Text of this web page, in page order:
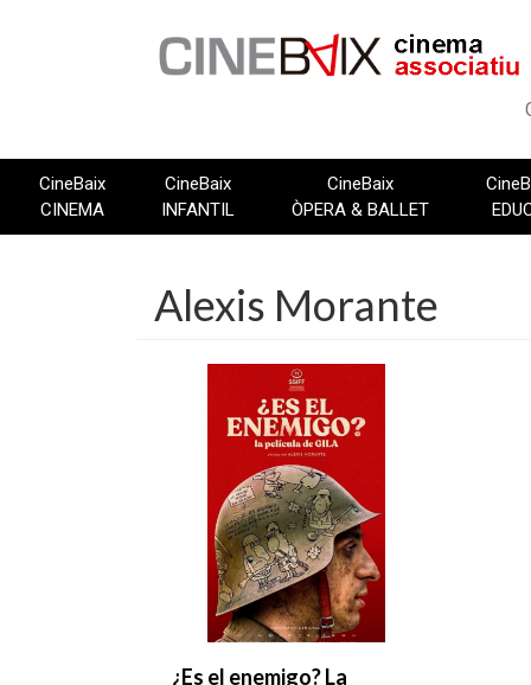
CineBaix
CINEMA
CineBaix
INFANTIL
CineBaix
ÒPERA & BALLET
Alexis Morante
¿Es el enemigo? La